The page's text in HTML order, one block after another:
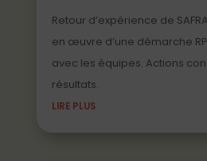
Retour d’expérience de
en œuvre d’une démarche
avec les équipes. Actions
résultats.
LIRE PLUS